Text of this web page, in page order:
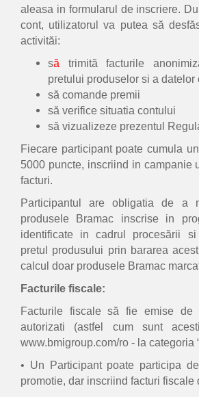
aleasa in formularul de inscriere.
cont, utilizatorul va putea să
activităi:
să trimită facturile
pretului produselor si a datelor
să comande premii
să verifice situatia contului
să vizualizeze prezentul
Fiecare participant poate cumula
5000 puncte, inscriind in campanie
facturi.
Participantul are obligatia de a
produsele Bramac inscrise in
identificate in cadrul procesării
pretul produsului prin bararea
calcul doar produsele Bramac
Facturile fiscale:
Facturile fiscale să fie emise de
autorizati (astfel cum sunt
www.bmigroup.com/ro - la categoria
• Un Participant poate participa
promotie, dar inscriind facturi fiscale